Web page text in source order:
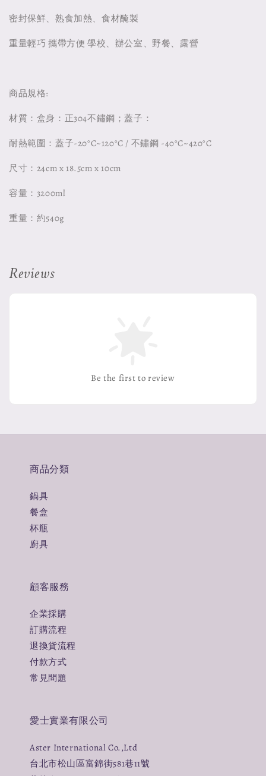
密封保鮮、熟食加熱、食材醃製
重量輕巧 攜帶方便 學校、辦公室、野餐、露營
商品規格:
材質：盒身：正304不鏽鋼；蓋子：
耐熱範圍：蓋子-20°C~120°C / 不鏽鋼 -40°C~420°C
尺寸：24cm x 18.5cm x 10cm
容量：3200ml
重量：約540g
Reviews
Be the first to review
商品分類
鍋具
餐盒
杯瓶
廚具
顧客服務
企業採購
訂購流程
退換貨流程
付款方式
常見問題
愛士實業有限公司
Aster International Co.,Ltd
台北市松山區富錦街581巷11號